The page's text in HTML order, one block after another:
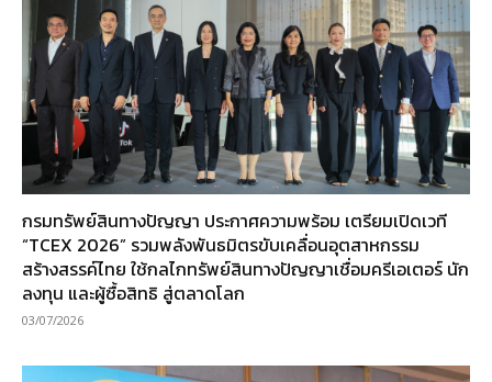
กรมทรัพย์สินทางปัญญา ประกาศความพร้อม เตรียมเปิดเวที
“TCEX 2026” รวมพลังพันธมิตรขับเคลื่อนอุตสาหกรรม
สร้างสรรค์ไทย ใช้กลไกทรัพย์สินทางปัญญาเชื่อมครีเอเตอร์ นัก
ลงทุน และผู้ซื้อสิทธิ สู่ตลาดโลก
03/07/2026